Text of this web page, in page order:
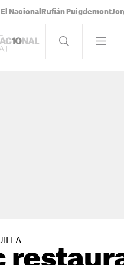
Nacional Rufián Puigdemont